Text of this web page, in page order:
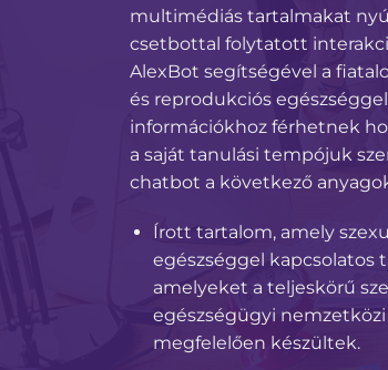
multimédiás tartalmakat
csetbottal folytatott
AlexBot segítségével a
és reprodukciós
információkhoz férhetnek
a saját tanulási tempójuk
chatbot a következő
Írott tartalom, amely
egészséggel kapcsolatos
amelyeket a teljeskörű
egészségügyi
megfelelően készültek.